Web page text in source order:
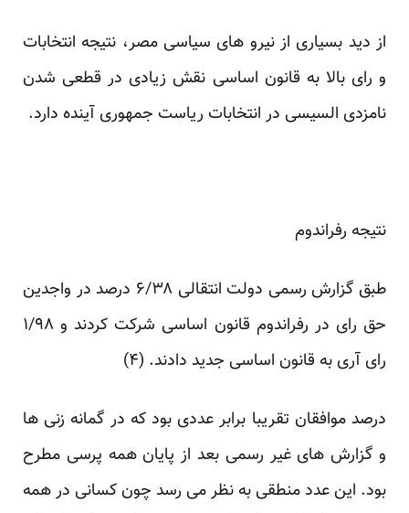
از دید بسیاری از نیرو های سیاسی مصر، نتیجه انتخابات
و رای بالا به قانون اساسی نقش زیادی در قطعی شدن
نامزدی السیسی در انتخابات ریاست جمهوری آینده دارد.
نتیجه رفراندوم
طبق گزارش رسمی دولت انتقالی ۶/۳۸ درصد در واجدین
حق رای در رفراندوم قانون اساسی شرکت کردند و ۱/۹۸
رای آری به قانون اساسی جدید دادند. (۴)
درصد موافقان تقریبا برابر عددی بود که در گمانه زنی ها
و گزارش های غیر رسمی بعد از پایان همه پرسی مطرح
بود. این عدد منطقی به نظر می رسد چون کسانی در همه